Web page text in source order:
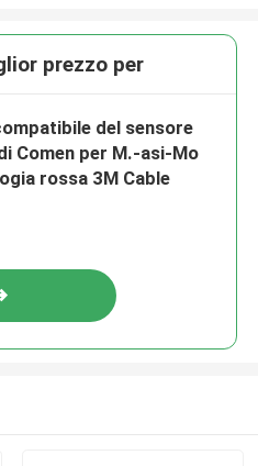
prezzo per
del sensore
Comen per M.-asi-Mo
rossa 3M Cable